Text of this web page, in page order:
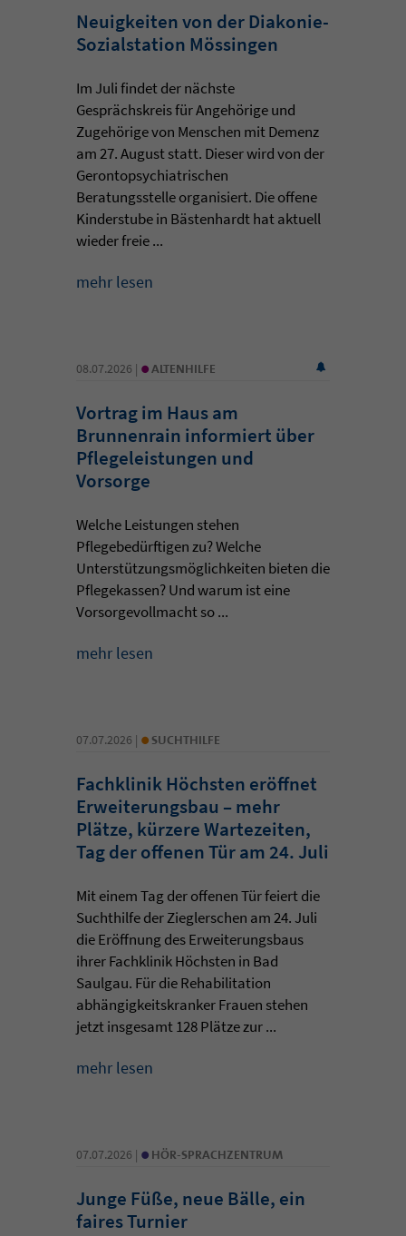
Neuigkeiten von der Diakonie-
Sozialstation Mössingen
Im Juli findet der nächste
Gesprächskreis für Angehörige und
Zugehörige von Menschen mit Demenz
am 27. August statt. Dieser wird von der
Gerontopsychiatrischen
Beratungsstelle organisiert. Die offene
Kinderstube in Bästenhardt hat aktuell
wieder freie ...
mehr lesen
08.07.2026 | • ALTENHILFE
Vortrag im Haus am
Brunnenrain informiert über
Pflegeleistungen und
Vorsorge
Welche Leistungen stehen
Pflegebedürftigen zu? Welche
Unterstützungsmöglichkeiten bieten die
Pflegekassen? Und warum ist eine
Vorsorgevollmacht so ...
mehr lesen
07.07.2026 | • SUCHTHILFE
Fachklinik Höchsten eröffnet
Erweiterungsbau – mehr
Plätze, kürzere Wartezeiten,
Tag der offenen Tür am 24. Juli
Mit einem Tag der offenen Tür feiert die
Suchthilfe der Zieglerschen am 24. Juli
die Eröffnung des Erweiterungsbaus
ihrer Fachklinik Höchsten in Bad
Saulgau. Für die Rehabilitation
abhängigkeitskranker Frauen stehen
jetzt insgesamt 128 Plätze zur ...
mehr lesen
07.07.2026 | • HÖR-SPRACHZENTRUM
Junge Füße, neue Bälle, ein
faires Turnier